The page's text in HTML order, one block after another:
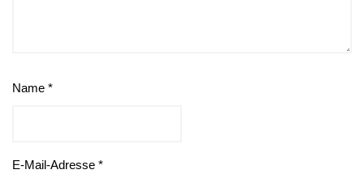
Name *
E-Mail-Adresse *